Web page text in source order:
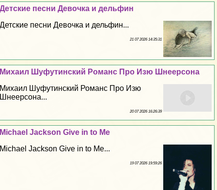
Детские песни Дeвoчка и дельфин
Детские песни Дeвoчка и дельфин...
21 07 2026 14:35:31
Михаил Шуфутинский Романс Про Изю Шнеерсона
Михаил Шуфутинский Романс Про Изю
Шнеерсона...
20 07 2026 16:26:39
Michael Jackson Give in to Me
Michael Jackson Give in to Me...
19 07 2026 19:59:26